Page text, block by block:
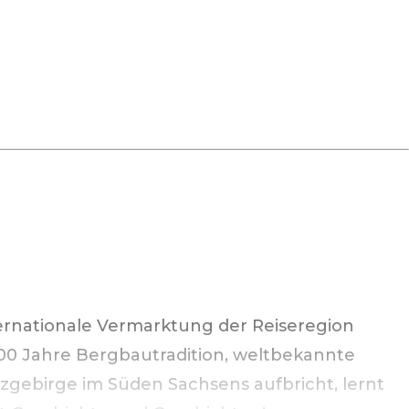
Vermarktung der Reiseregion
Jahre Bergbautradition, weltbekannte
im Süden Sachsens aufbricht, lernt